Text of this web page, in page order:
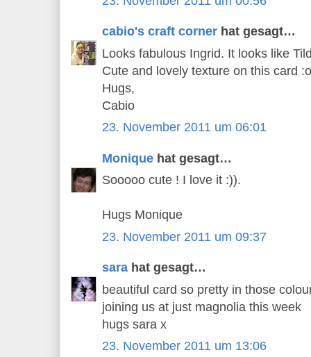
cabio's craft corner hat gesagt…
Looks fabulous Ingrid. It looks like
Cute and lovely texture on this card
Hugs,
Cabio
23. November 2011 um 06:01
Monique hat gesagt…
Sooooo cute ! I love it :)).
Hugs Monique
23. November 2011 um 09:37
sara hat gesagt…
beautiful card so pretty in those
joining us at just magnolia this week
hugs sara x
23. November 2011 um 13:06